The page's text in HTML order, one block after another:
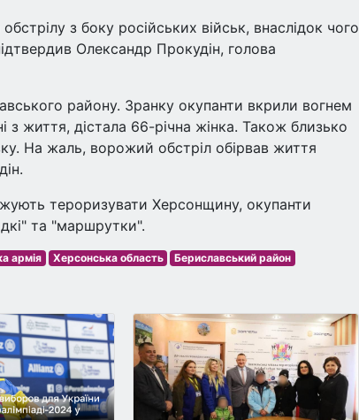
з боку російських військ, внаслідок чого
Олександр Прокудін, голова
району. Зранку окупанти вкрили вогнем
з життя, дістала 66-річна жінка. Також близько
На жаль, ворожий обстріл обірвав життя
тероризувати Херсонщину, окупанти
та "маршрутки".
армія Херсонська область Бериславський район